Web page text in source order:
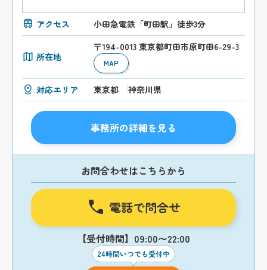
アクセス 小田急電鉄「町田駅」徒歩3分
所在地
〒194-0013 東京都町田市原町田6-29-3
MAP
対応エリア 東京都 神奈川県
事務所の詳細を見る
お問合わせはこちらから
電話で問合せ
【受付時間】09:00〜22:00
24時間いつでも受付中